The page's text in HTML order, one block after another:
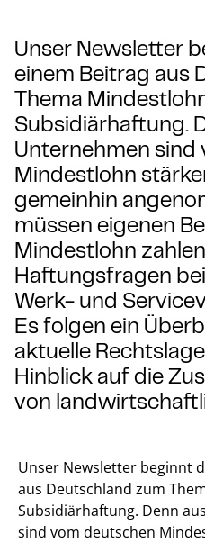
Unser Newsletter
einem Beitrag aus
Thema
Subsidiärhaftung.
Unternehmen
Mindestlohn
gemeinhin
müssen eigenen
Mindestlohn
Haftungsfragen
Werk- und
Es folgen ein
aktuelle
Hinblick auf die
von
Unser Newsletter beginnt
aus Deutschland zum
Subsidiärhaftung. Denn
sind vom deutschen